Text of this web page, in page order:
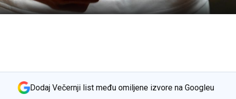
Dodaj Večernji list među omiljene izvore na Googleu